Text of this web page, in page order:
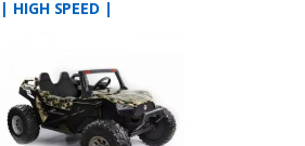
| HIGH SPEED |